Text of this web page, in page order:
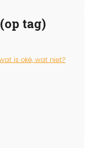
tag)
is oké, wat niet?